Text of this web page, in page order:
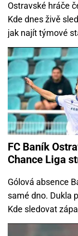
Ostravské hráče
Kde dnes živě
jak najít týmové
FC Baník
Chance Liga
Gólová absence
samé dno. Dukla
Kde sledovat